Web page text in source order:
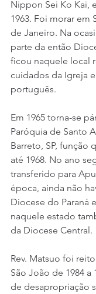
Nippon Sei Ko Kai,
1963. Foi morar em
de Janeiro. Na
parte da então
ficou naquele local
cuidados da Igreja
português.
Em 1965 torna-se
Paróquia de Santo
Barreto, SP, função
até 1968. No ano
transferido para
época, ainda não
Diocese do Paraná
naquele estado
da Diocese Central.
Rev. Matsuo foi
São João de 1984 a
de desapropriação